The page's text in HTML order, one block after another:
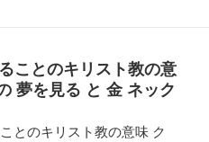
ことのキリスト教の意
夢を見る と 金 ネック
とのキリスト教の意味 ク